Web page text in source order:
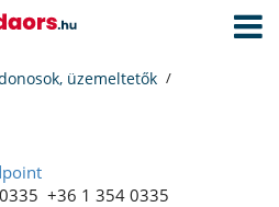
üzemeltetők
+36 1 354 0335